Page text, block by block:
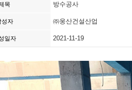
목 방수공사
성자 ㈜웅산건설산업
일자 2021-11-19